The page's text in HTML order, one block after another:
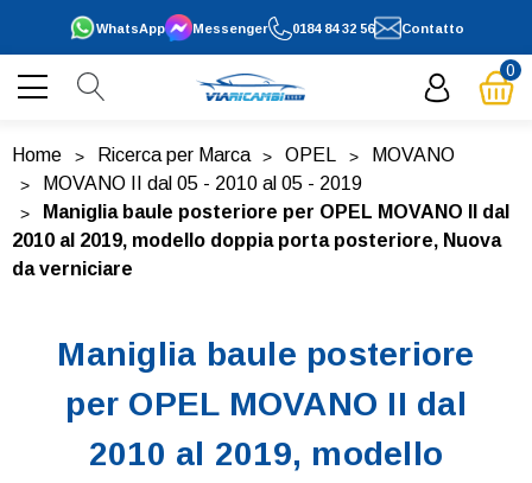
0184 84 32 56
WhatsApp Contatto
Messenger
0
Home Ricerca per Marca OPEL
MOVANO
MOVANO II dal 05 - 2010 al 05 - 2019
Maniglia baule posteriore per OPEL MOVANO II dal
2010 al 2019, modello doppia porta posteriore, Nuova
da verniciare
Maniglia baule posteriore
per OPEL MOVANO II dal
2010 al 2019, modello